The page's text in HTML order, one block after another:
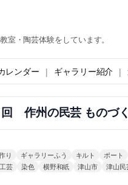
・陶芸体験をしています。
レンダー ギャラリー紹介
作州の民芸 ものづ
り ギャラリーふう キルト ポート
芸 染色 横野和紙 津山市 津山民